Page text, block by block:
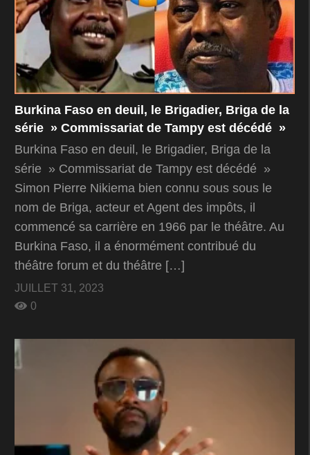
Burkina Faso en deuil, le Brigadier, Briga de la
série » Commissariat de Tampy est décédé »
Burkina Faso en deuil, le Brigadier, Briga de la
série » Commissariat de Tampy est décédé »
Simon Pierre Nikiema bien connu sous sous le
nom de Briga, acteur et Agent des impôts, il
commencé sa carrière en 1966 par le théâtre. Au
Burkina Faso, il a énormément contribué du
théâtre forum et du théâtre […]
JUILLET 31, 2023
0